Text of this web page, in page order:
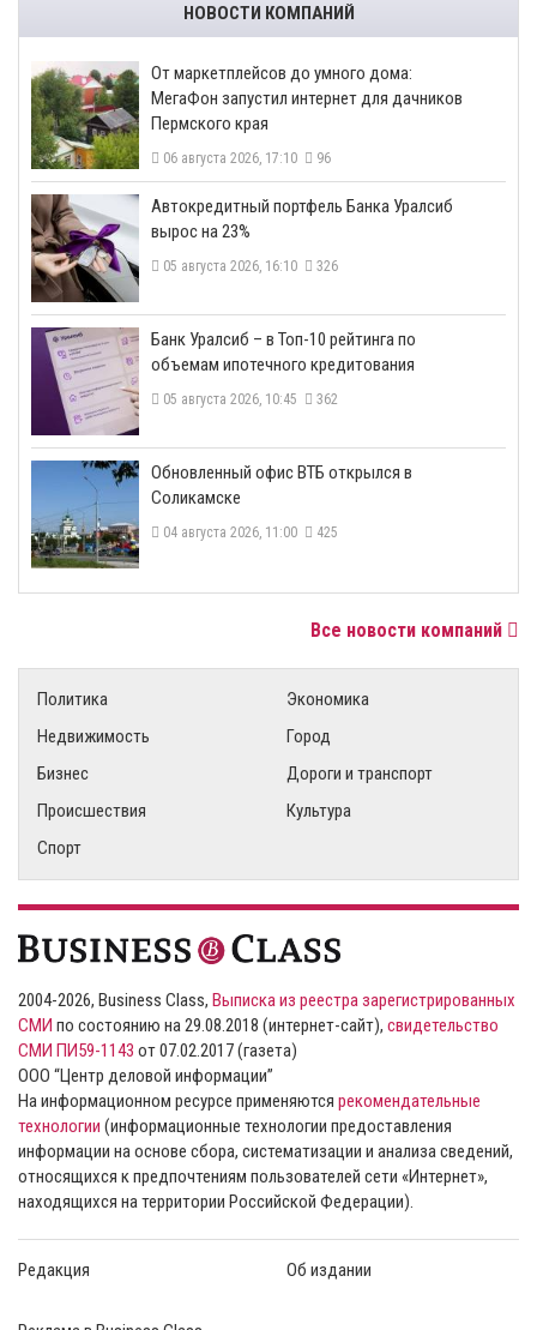
НОВОСТИ КОМПАНИЙ
От маркетплейсов до умного дома:
МегаФон запустил интернет для дачников
Пермского края
06 августа 2026, 17:10 96
​Автокредитный портфель Банка Уралсиб
вырос на 23%
05 августа 2026, 16:10 326
​Банк Уралсиб – в Топ-10 рейтинга по
объемам ипотечного кредитования
05 августа 2026, 10:45 362
​Обновленный офис ВТБ открылся в
Соликамске
04 августа 2026, 11:00 425
Все новости компаний
Политика
Экономика
Недвижимость
Город
Бизнес
Дороги и транспорт
Происшествия
Культура
Спорт
2004-2026, Business Class, Выписка из реестра зарегистрированных
СМИ по состоянию на 29.08.2018 (интернет-сайт), свидетельство
СМИ ПИ59-1143 от 07.02.2017 (газета)
ООО “Центр деловой информации”
На информационном ресурсе применяются рекомендательные
технологии (информационные технологии предоставления
информации на основе сбора, систематизации и анализа сведений,
относящихся к предпочтениям пользователей сети «Интернет»,
находящихся на территории Российской Федерации).
Редакция Об издании